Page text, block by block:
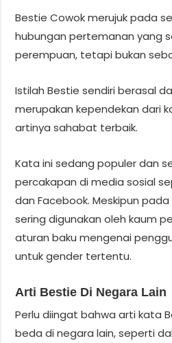
Bestie Cowok merujuk pada
hubungan pertemanan yang
perempuan, tetapi bukan
Istilah Bestie sendiri berasal
merupakan kependekan dari
artinya sahabat terbaik.
Kata ini sedang populer dan
percakapan di media sosial
dan Facebook. Meskipun
sering digunakan oleh kaum
aturan baku mengenai
untuk gender tertentu.
Arti Bestie Di Negara Lain
Perlu diingat bahwa arti kata
beda di negara lain, seperti